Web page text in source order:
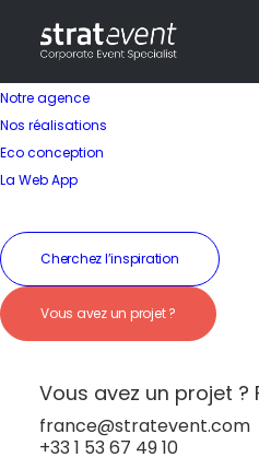
Notre agence
Nos réalisations
Eco conception
La Web App
Cherchez l’inspiration
Vous avez un projet ?
Vous avez un projet ?
france@stratevent.com
+33 1 53 67 49 10
Randonnée
sur la plage